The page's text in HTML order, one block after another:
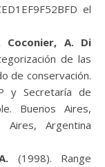
el
Coconier, A. Di
de las
de conservación.
y Secretaría de
Buenos Aires,
Argentina
(1998). Range